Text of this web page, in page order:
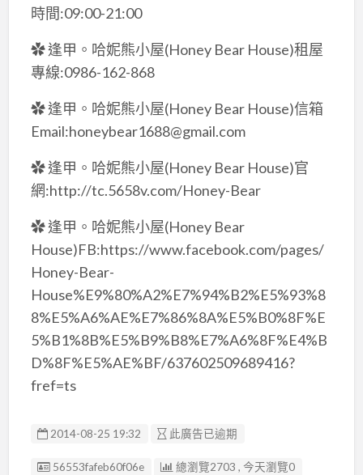
時間:09:00-21:00
✿ 逢甲。哈妮熊小屋(Honey Bear House)租屋
專線:0986-162-868
✿ 逢甲。哈妮熊小屋(Honey Bear House)信箱
Email:honeybear1688@gmail.com
✿ 逢甲。哈妮熊小屋(Honey Bear House)官
網:http://tc.5658v.com/Honey-Bear
✿ 逢甲。哈妮熊小屋(Honey Bear
House)FB:https://www.facebook.com/pages/
Honey-Bear-
House%E9%80%A2%E7%94%B2%E5%93%8
8%E5%A6%AE%E7%86%8A%E5%B0%8F%E
5%B1%8B%E5%B9%B8%E7%A6%8F%E4%B
D%8F%E5%AE%BF/637602509689416?
fref=ts
2014-08-25 19:32 此廣告已逾期
廣告编號
56553fafeb60f06e 總瀏覽2703 , 今天瀏覽0